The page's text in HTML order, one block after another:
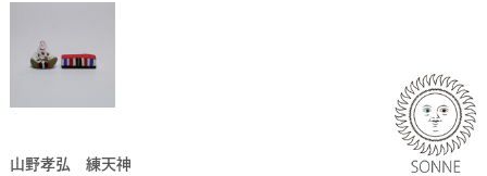
山野孝弘 練天神